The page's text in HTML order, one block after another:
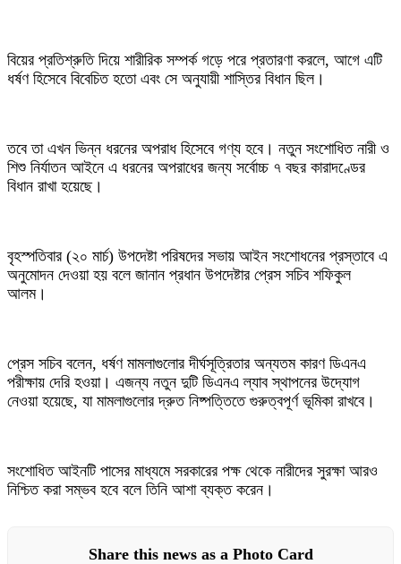
বিয়ের প্রতিশ্রুতি দিয়ে শারীরিক সম্পর্ক গড়ে পরে প্রতারণা করলে, আগে এটি
ধর্ষণ হিসেবে বিবেচিত হতো এবং সে অনুযায়ী শাস্তির বিধান ছিল।
তবে তা এখন ভিন্ন ধরনের অপরাধ হিসেবে গণ্য হবে। নতুন সংশোধিত নারী ও
শিশু নির্যাতন আইনে এ ধরনের অপরাধের জন্য সর্বোচ্চ ৭ বছর কারাদণ্ডের
বিধান রাখা হয়েছে।
বৃহস্পতিবার (২০ মার্চ) উপদেষ্টা পরিষদের সভায় আইন সংশোধনের প্রস্তাবে এ
অনুমোদন দেওয়া হয় বলে জানান প্রধান উপদেষ্টার প্রেস সচিব শফিকুল
আলম।
প্রেস সচিব বলেন, ধর্ষণ মামলাগুলোর দীর্ঘসূত্রিতার অন্যতম কারণ ডিএনএ
পরীক্ষায় দেরি হওয়া। এজন্য নতুন দুটি ডিএনএ ল্যাব স্থাপনের উদ্যোগ
নেওয়া হয়েছে, যা মামলাগুলোর দ্রুত নিষ্পত্তিতে গুরুত্বপূর্ণ ভূমিকা রাখবে।
সংশোধিত আইনটি পাসের মাধ্যমে সরকারের পক্ষ থেকে নারীদের সুরক্ষা আরও
নিশ্চিত করা সম্ভব হবে বলে তিনি আশা ব্যক্ত করেন।
Share this news as a Photo Card